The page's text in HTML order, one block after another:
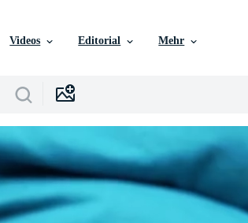
Videos Editorial Mehr